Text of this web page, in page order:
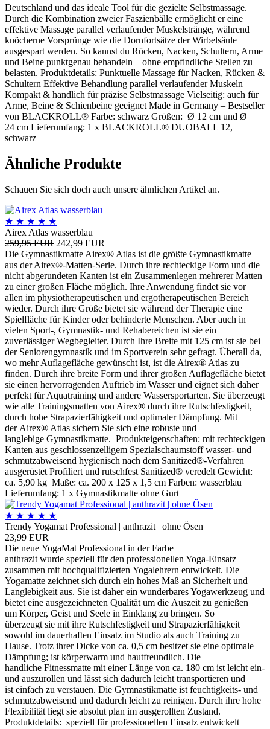
Deutschland und das ideale Tool für die gezielte Selbstmassage.
Durch die Kombination zweier Faszienbälle ermöglicht er eine
effektive Massage parallel verlaufender Muskelstränge, während
knöcherne Vorsprünge wie die Dornfortsätze der Wirbelsäule
ausgespart werden. So kannst du Rücken, Nacken, Schultern, Arme
und Beine punktgenau behandeln – ohne empfindliche Stellen zu
belasten. Produktdetails: Punktuelle Massage für Nacken, Rücken &
Schultern Effektive Behandlung parallel verlaufender Muskeln
Kompakt & handlich für präzise Selbstmassage Vielseitig: auch für
Arme, Beine & Schienbeine geeignet Made in Germany – Bestseller
von BLACKROLL® Farbe: schwarz Größen: Ø 12 cm und Ø
24 cm Lieferumfang: 1 x BLACKROLL® DUOBALL 12,
schwarz
Ähnliche Produkte
Schauen Sie sich doch auch unsere ähnlichen Artikel an.
★ ★ ★ ★ ★
Airex Atlas wasserblau
259,95 EUR 242,99 EUR
Die Gymnastikmatte Airex® Atlas ist die größte Gymnastikmatte
aus der Airex®-Matten-Serie. Durch ihre rechteckige Form und die
nicht abgerundeten Kanten ist ein Zusammenlegen mehrerer Matten
zu einer großen Fläche möglich. Ihre Anwendung findet sie vor
allen im physiotherapeutischen und ergotherapeutischen Bereich
wieder. Durch ihre Größe bietet sie während der Therapie eine
Spielfläche für Kinder oder behinderte Menschen. Aber auch in
vielen Sport-, Gymnastik- und Rehabereichen ist sie ein
zuverlässiger Wegbegleiter. Durch Ihre Breite mit 125 cm ist sie bei
der Seniorengymnastik und im Sportverein sehr gefragt. Überall da,
wo mehr Auflagefläche gewünscht ist, ist die Airex® Atlas zu
finden. Durch ihre breite Form und ihrer großen Auflagefläche bietet
sie einen hervorragenden Auftrieb im Wasser und eignet sich daher
perfekt für Aquatraining und andere Wassersportarten. Sie überzeugt
wie alle Trainingsmatten von Airex® durch ihre Rutschfestigkeit,
durch hohe Strapazierfähigkeit und optimaler Dämpfung. Mit
der Airex® Atlas sichern Sie sich eine robuste und
langlebige Gymnastikmatte. Produkteigenschaften: mit rechteckigen
Kanten aus geschlossenzelligem Spezialschaumstoff wasser- und
schmutzabweisend hygienisch nach dem Sanitized®-Verfahren
ausgerüstet Profiliert und rutschfest Sanitized® veredelt Gewicht:
ca. 5,90 kg Maße: ca. 200 x 125 x 1,5 cm Farben: wasserblau
Lieferumfang: 1 x Gymnastikmatte ohne Gurt
★ ★ ★ ★ ★
Trendy Yogamat Professional | anthrazit | ohne Ösen
23,99 EUR
Die neue YogaMat Professional in der Farbe
anthrazit wurde speziell für den professionellen Yoga-Einsatz
zusammen mit hochqualifizierten Yogalehrern entwickelt. Die
Yogamatte zeichnet sich durch ein hohes Maß an Sicherheit und
Langlebigkeit aus. Sie ist daher ein wunderbares Yogawerkzeug und
bietet eine ausgezeichneten Qualität um die Auszeit zu genießen
um Körper, Geist und Seele in Einklang zu bringen. So
überzeugt sie mit ihre Rutschfestigkeit und Strapazierfähigkeit
sowohl im dauerhaften Einsatz im Studio als auch Training zu
Hause. Trotz ihrer Dicke von ca. 0,5 cm besitzet sie eine optimale
Dämpfung; ist körperwarm und hautfreundlich. Die
handliche Fitnessmatte mit einer Länge von ca. 180 cm ist leicht ein-
und auszurollen und lässt sich dadurch leicht transportieren und
ist einfach zu verstauen. Die Gymnastikmatte ist feuchtigkeits- und
schmutzabweisend und dadurch leicht zu reinigen. Durch ihre hohe
Flexibilität liegt sie absolut plan im ausgerollten Zustand.
Produktdetails: speziell für professionellen Einsatz entwickelt